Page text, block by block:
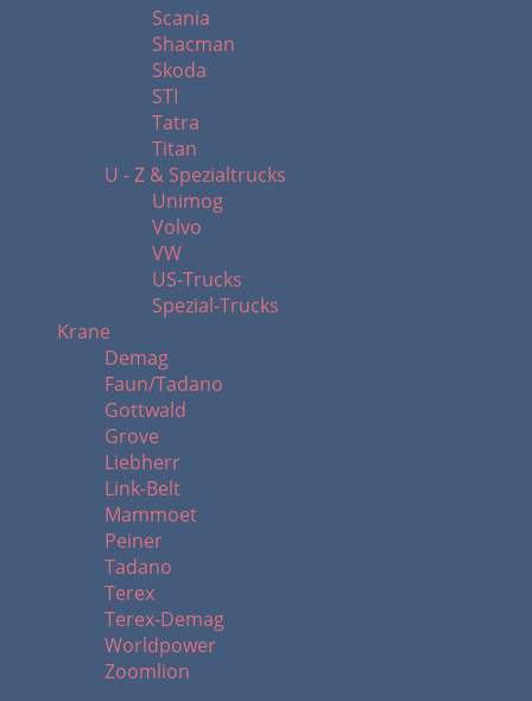
Scania
Shacman
Skoda
STI
Tatra
Titan
U - Z & Spezialtrucks
Unimog
Volvo
VW
US-Trucks
Spezial-Trucks
Krane
Demag
Faun/Tadano
Gottwald
Grove
Liebherr
Link-Belt
Mammoet
Peiner
Tadano
Terex
Terex-Demag
Worldpower
Zoomlion